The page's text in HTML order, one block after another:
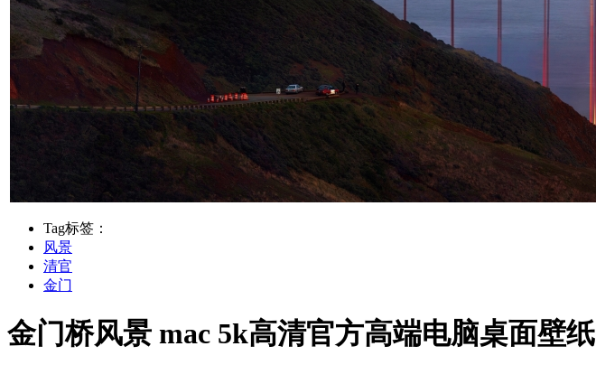
Tag标签：
风景
清官
金门
金门桥风景 mac 5k高清官方高端电脑桌面壁纸